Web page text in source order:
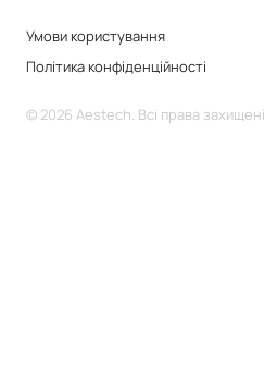
Умови користування
Політика конфіденційності
© 2026 Aestech. Всі права захищені